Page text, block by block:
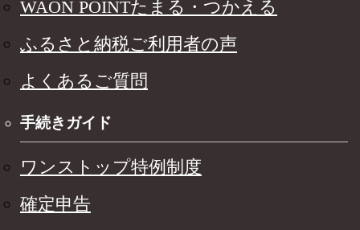
WAON POINTたまる・つかえる
ふるさと納税ご利用者の声
よくあるご質問
手続きガイド
ワンストップ特例制度
確定申告